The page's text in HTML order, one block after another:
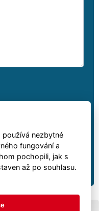
bude možné.
nezbytné
fungování a
pochopili, jak s
až po souhlasu.